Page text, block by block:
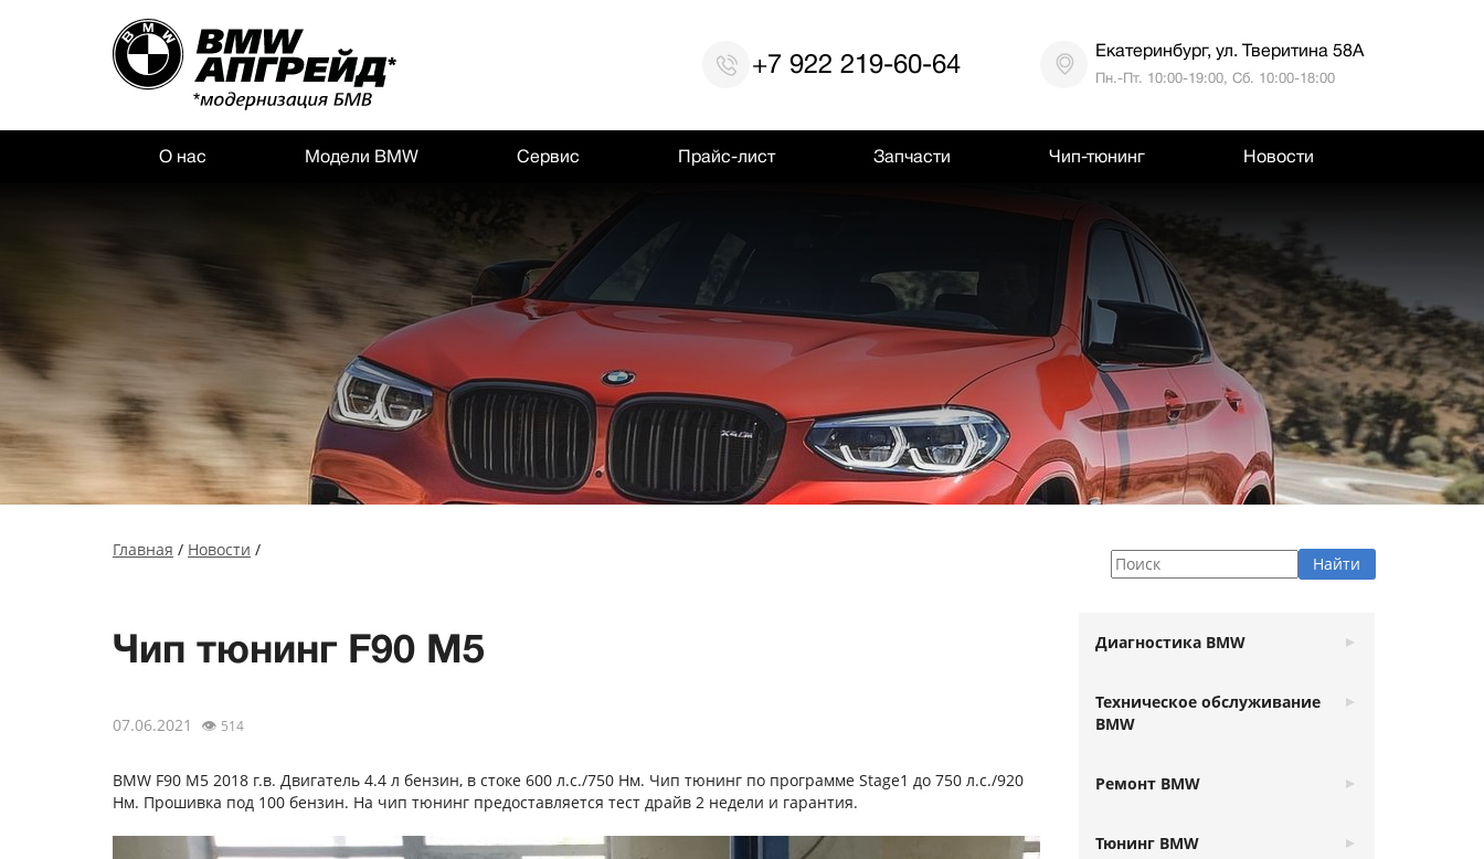
+7 922 219-60-64 Екатеринбург, ул. Тверитина 58А
Пн.-Пт. 10:00-19:00, Сб. 10:00-18:00
О нас Модели BMW Сервис Прайс-лист Запчасти Чип-тюнинг Новости
Главная / Новости /
Чип тюнинг F90 M5
07.06.2021 👁 514
BMW F90 M5 2018 г.в. Двигатель 4.4 л бензин, в стоке 600 л.с./750 Нм. Чип тюнинг по программе Stage1 до 750 л.с./920
Нм. Прошивка под 100 бензин. На чип тюнинг предоставляется тест драйв 2 недели и гарантия.
Диагностика BMW
Техническое обслуживание
BMW
Ремонт BMW
Тюнинг BMW